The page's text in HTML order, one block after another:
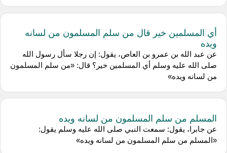
أي المسلمين خير قال من سلم المسلمون من لسانه
ويده
عن عبد الله بن عمرو بن العاص، يقول: إن رجلا سأل رسول الله
صلى الله عليه وسلم أي المسلمين خير؟ قال: «من سلم المسلمون
من لسانه ويده»
المسلم من سلم المسلمون من لسانه ويده
عن جابرا، يقول: سمعت النبي صلى الله عليه وسلم يقول:
«المسلم من سلم المسلمون من لسانه ويده»